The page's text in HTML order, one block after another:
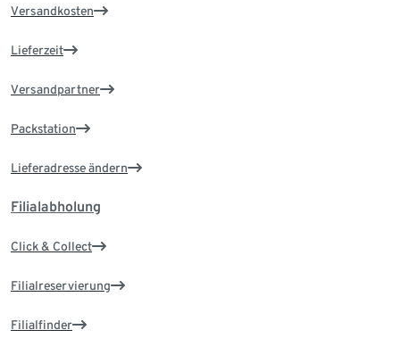
Versandkosten
Lieferzeit
Versandpartner
Packstation
Lieferadresse ändern
Filialabholung
Click & Collect
Filialreservierung
Filialfinder